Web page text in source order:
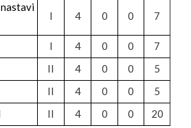
nastavi
I 4 0 0 7
I 4 0 0
7
II 4 0 0
5
II 4 0 0
5
II 4 0 0 20